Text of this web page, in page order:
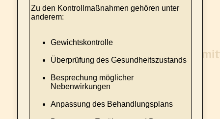
Zu den Kontrollmaßnahmen gehören unter
anderem:
Gewichtskontrolle
Überprüfung des Gesundheitszustands
Besprechung möglicher
Nebenwirkungen
Anpassung des Behandlungsplans